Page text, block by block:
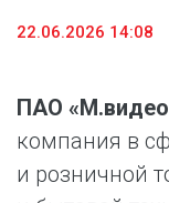
22.06.2026 14:08
ПАО
компания в
и розничной